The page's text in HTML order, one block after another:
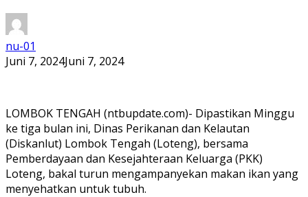
nu-01
Juni 7, 2024Juni 7, 2024
LOMBOK TENGAH (ntbupdate.com)- Dipastikan Minggu
ke tiga bulan ini, Dinas Perikanan dan Kelautan
(Diskanlut) Lombok Tengah (Loteng), bersama
Pemberdayaan dan Kesejahteraan Keluarga (PKK)
Loteng, bakal turun mengampanyekan makan ikan yang
menyehatkan untuk tubuh.